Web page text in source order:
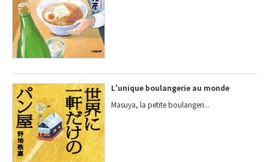
L'unique boulangerie au monde
Masuya, la petite boulangeri...